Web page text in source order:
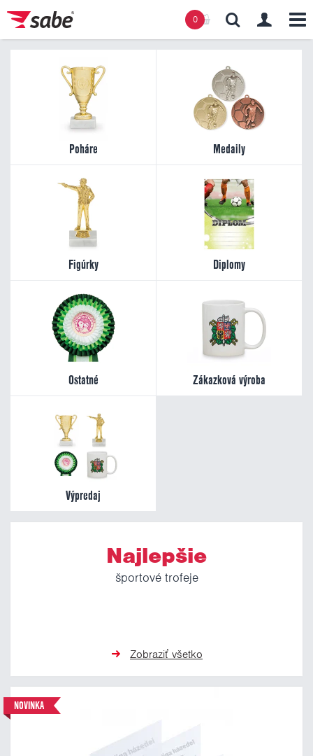
0
Poháre Medaily
Figúrky Diplomy
Ostatné Zákazková výroba
Výpredaj
Najlepšie
športové trofeje
Zobraziť všetko
NOVINKA
Obsah košíku
Košík zeje prázdnotou